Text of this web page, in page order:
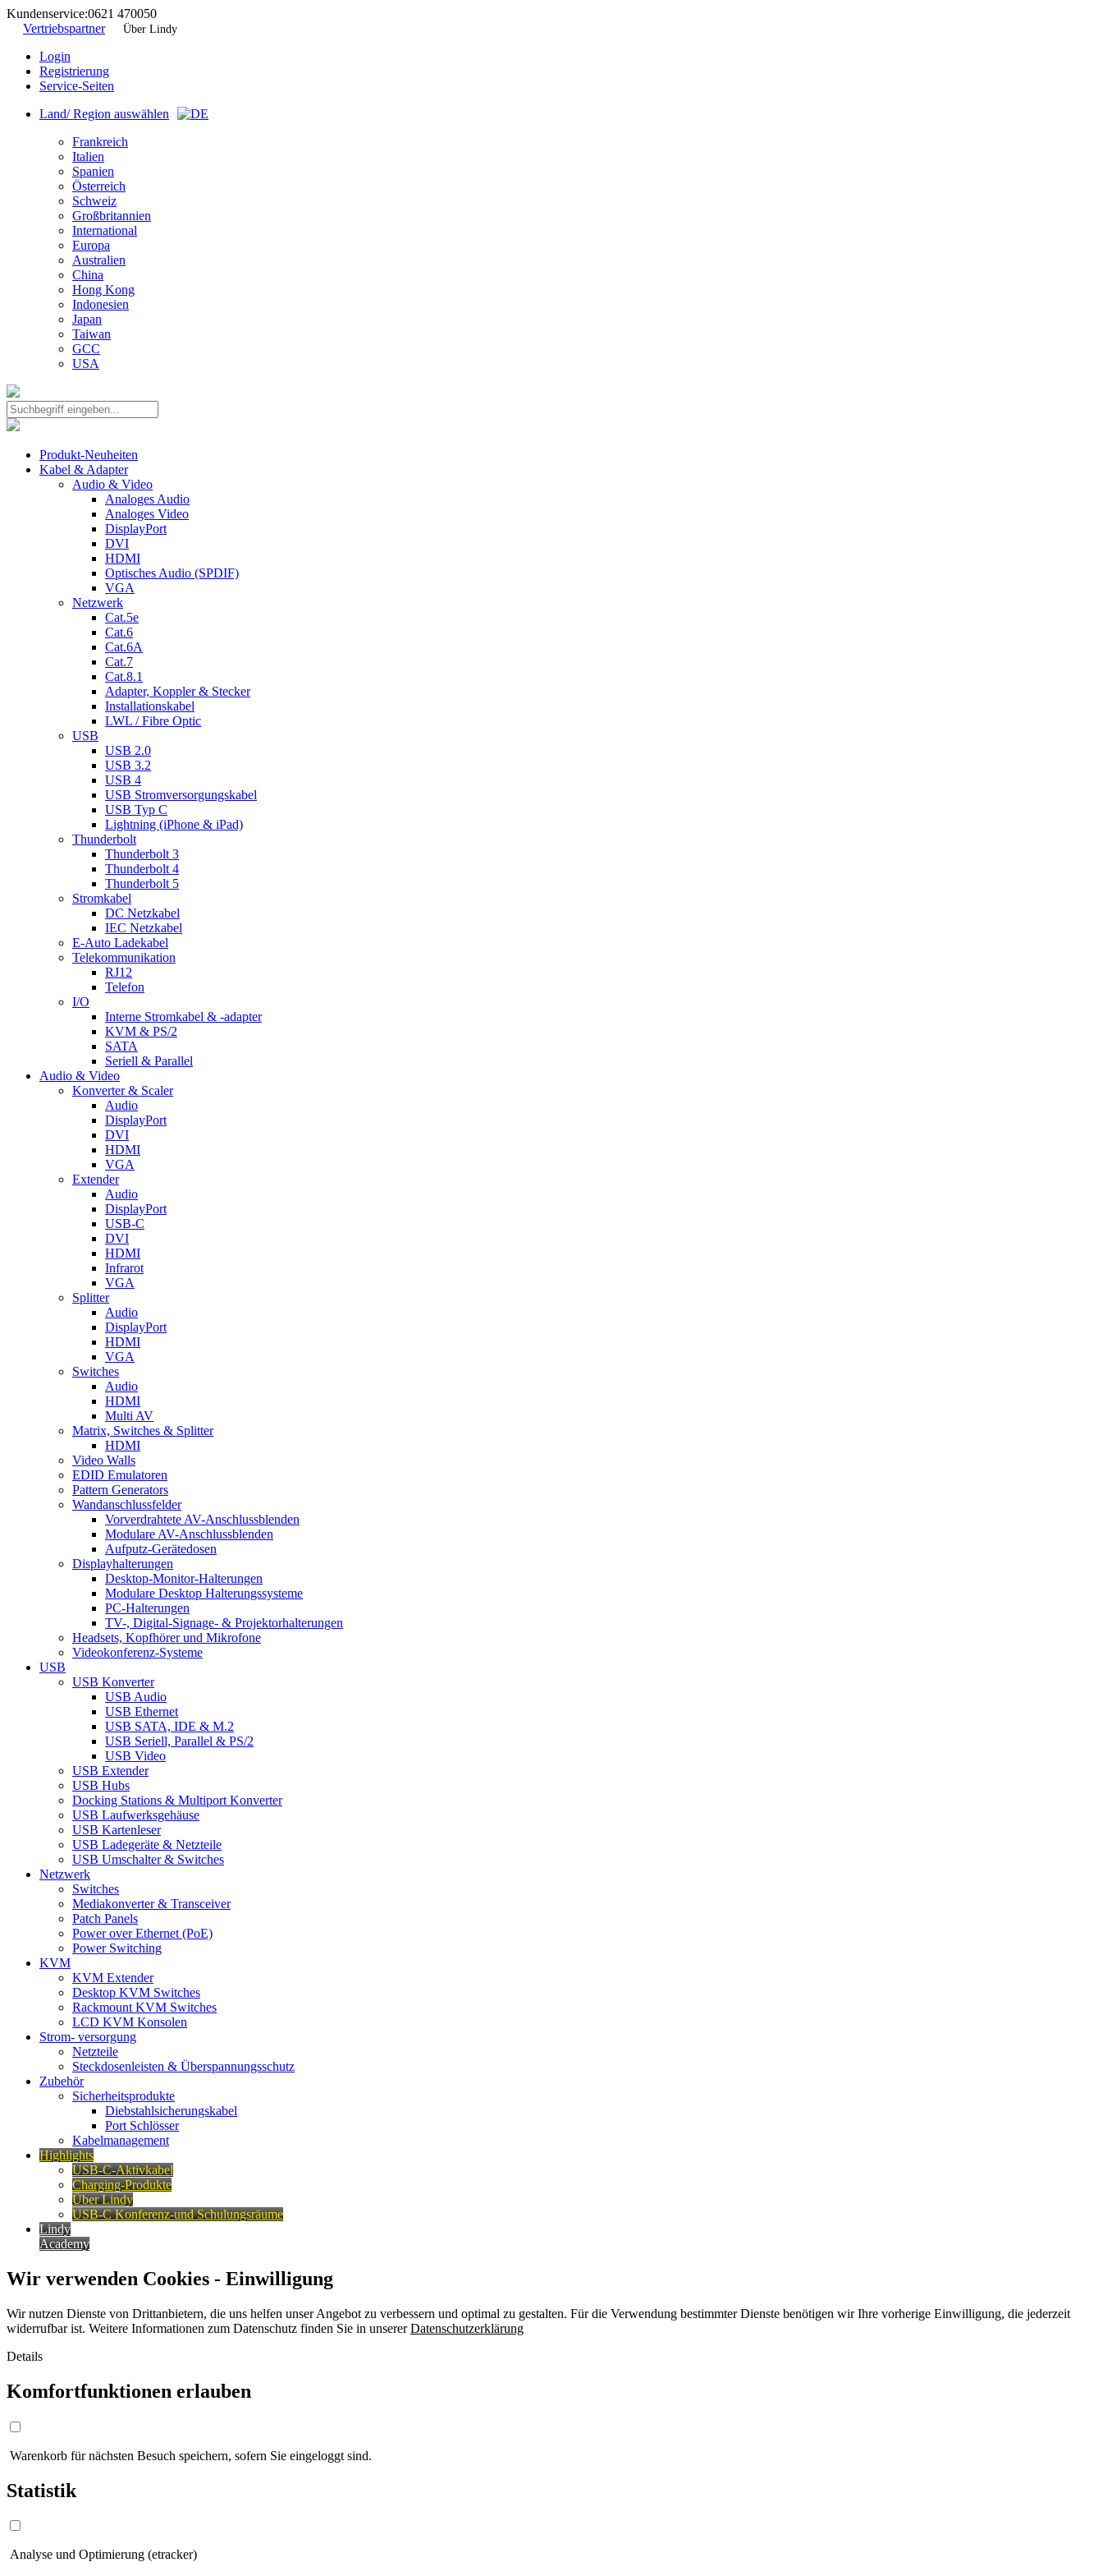
Kundenservice:0621 470050
Vertriebspartner
Über Lindy
Login
Registrierung
Service-Seiten
Land/ Region auswählen
Frankreich
Italien
Spanien
Österreich
Schweiz
Großbritannien
International
Europa
Australien
China
Hong Kong
Indonesien
Japan
Taiwan
GCC
USA
Produkt-Neuheiten
Kabel & Adapter
Audio & Video
Analoges Audio
Analoges Video
DisplayPort
DVI
HDMI
Optisches Audio (SPDIF)
VGA
Netzwerk
Cat.5e
Cat.6
Cat.6A
Cat.7
Cat.8.1
Adapter, Koppler & Stecker
Installationskabel
LWL / Fibre Optic
USB
USB 2.0
USB 3.2
USB 4
USB Stromversorgungskabel
USB Typ C
Lightning (iPhone & iPad)
Thunderbolt
Thunderbolt 3
Thunderbolt 4
Thunderbolt 5
Stromkabel
DC Netzkabel
IEC Netzkabel
E-Auto Ladekabel
Telekommunikation
RJ12
Telefon
I/O
Interne Stromkabel & -adapter
KVM & PS/2
SATA
Seriell & Parallel
Audio & Video
Konverter & Scaler
Audio
DisplayPort
DVI
HDMI
VGA
Extender
Audio
DisplayPort
USB-C
DVI
HDMI
Infrarot
VGA
Splitter
Audio
DisplayPort
HDMI
VGA
Switches
Audio
HDMI
Multi AV
Matrix, Switches & Splitter
HDMI
Video Walls
EDID Emulatoren
Pattern Generators
Wandanschlussfelder
Vorverdrahtete AV-Anschlussblenden
Modulare AV-Anschlussblenden
Aufputz-Gerätedosen
Displayhalterungen
Desktop-Monitor-Halterungen
Modulare Desktop Halterungssysteme
PC-Halterungen
TV-, Digital-Signage- & Projektorhalterungen
Headsets, Kopfhörer und Mikrofone
Videokonferenz-Systeme
USB
USB Konverter
USB Audio
USB Ethernet
USB SATA, IDE & M.2
USB Seriell, Parallel & PS/2
USB Video
USB Extender
USB Hubs
Docking Stations & Multiport Konverter
USB Laufwerksgehäuse
USB Kartenleser
USB Ladegeräte & Netzteile
USB Umschalter & Switches
Netzwerk
Switches
Mediakonverter & Transceiver
Patch Panels
Power over Ethernet (PoE)
Power Switching
KVM
KVM Extender
Desktop KVM Switches
Rackmount KVM Switches
LCD KVM Konsolen
Strom- versorgung
Netzteile
Steckdosenleisten & Überspannungsschutz
Zubehör
Sicherheitsprodukte
Diebstahlsicherungskabel
Port Schlösser
Kabelmanagement
Highlights
USB-C-Aktivkabel
Charging-Produkte
Über Lindy
USB-C Konferenz-und Schulungsräume
Lindy
Academy
Wir verwenden Cookies - Einwilligung
Wir nutzen Dienste von Drittanbietern, die uns helfen unser Angebot zu verbessern und optimal zu gestalten. Für die Verwendung bestimmter Dienste benötigen wir Ihre vorherige Einwilligung, die jederzeit
widerrufbar ist. Weitere Informationen zum Datenschutz finden Sie in unsererDatenschutzerklärung
Details
Komfortfunktionen erlauben
Warenkorb für nächsten Besuch speichern, sofern Sie eingeloggt sind.
Statistik
Analyse und Optimierung (etracker)